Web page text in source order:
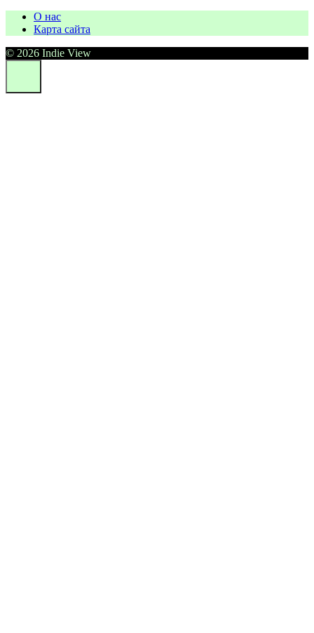
О нас
Карта сайта
© 2026 Indie View